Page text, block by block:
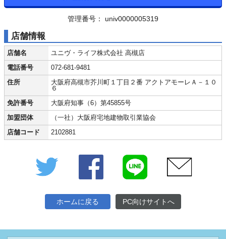
管理番号： univ0000005319
店舗情報
店舗名 ユニヴ・ライフ株式会社 高槻店
電話番号 072-681-9481
住所
大阪府高槻市芥川町１丁目２番 アクトアモーレＡ－１０
６
免許番号 大阪府知事（6）第45855号
加盟団体 （一社）大阪府宅地建物取引業協会
店舗コード 2102881
Twitter Facebook
ホームに戻る PC向けサイトへ